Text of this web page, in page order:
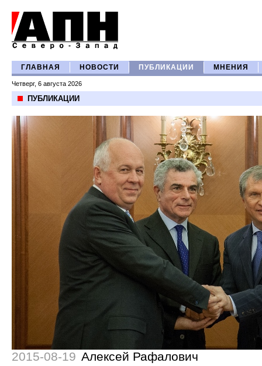
ГЛАВНАЯ НОВОСТИ ПУБЛИКАЦИИ МНЕНИЯ
Четверг, 6 августа 2026
ПУБЛИКАЦИИ
2015-08-19 Алексей Рафалович